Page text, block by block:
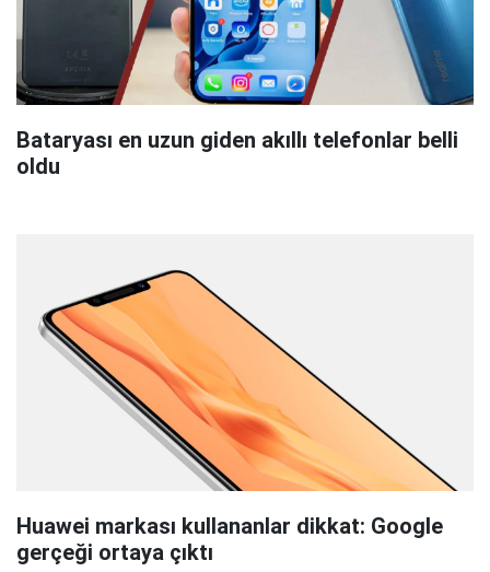
Bataryası en uzun giden akıllı telefonlar belli
oldu
Huawei markası kullananlar dikkat: Google
gerçeği ortaya çıktı